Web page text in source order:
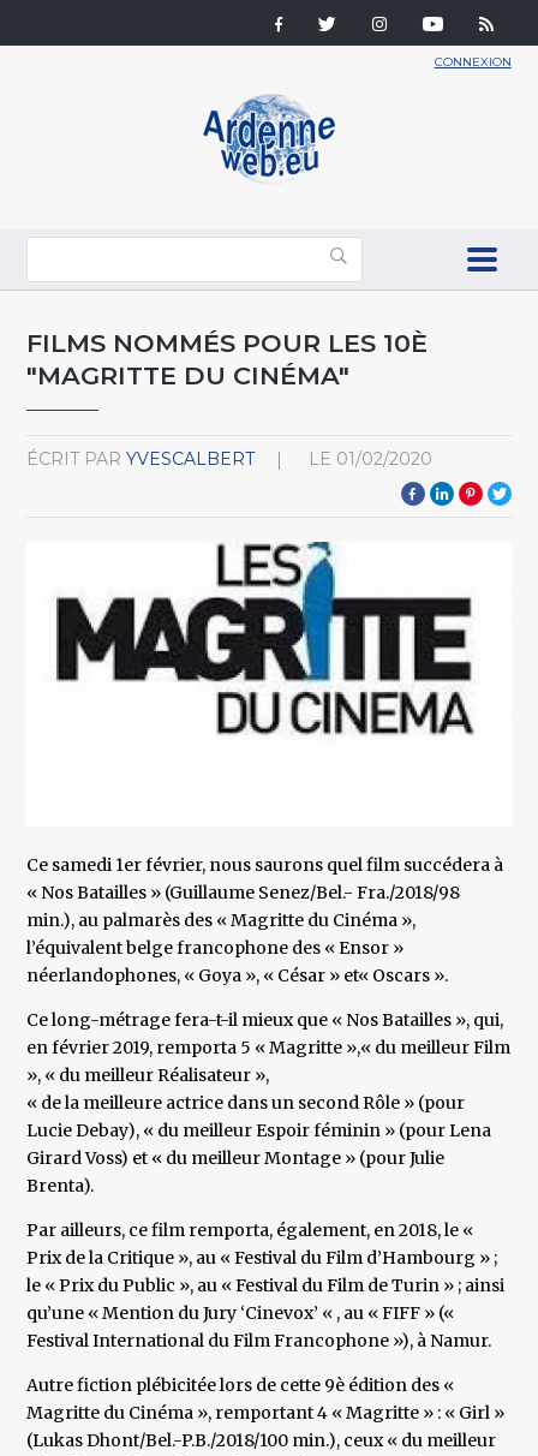
CONNEXION
FILMS NOMMÉS POUR LES 10È
"MAGRITTE DU CINÉMA"
ÉCRIT PAR YVESCALBERT LE 01/02/2020
Ce samedi 1er février, nous saurons quel film succédera à
« Nos Batailles » (Guillaume Senez/Bel.- Fra./2018/98
min.), au palmarès des « Magritte du Cinéma »,
l’équivalent belge francophone des « Ensor »
néerlandophones, « Goya », « César » et« Oscars ».
Ce long-métrage fera-t-il mieux que « Nos Batailles », qui,
en février 2019, remporta 5 « Magritte »,« du meilleur Film
», « du meilleur Réalisateur »,
« de la meilleure actrice dans un second Rôle » (pour
Lucie Debay), « du meilleur Espoir féminin » (pour Lena
Girard Voss) et « du meilleur Montage » (pour Julie
Brenta).
Par ailleurs, ce film remporta, également, en 2018, le «
Prix de la Critique », au « Festival du Film d’Hambourg » ;
le « Prix du Public », au « Festival du Film de Turin » ; ainsi
qu’une « Mention du Jury ‘Cinevox’ « , au « FIFF » («
Festival International du Film Francophone »), à Namur.
Autre fiction plébicitée lors de cette 9è édition des «
Magritte du Cinéma », remportant 4 « Magritte » : « Girl »
(Lukas Dhont/Bel.-P.B./2018/100 min.), ceux « du meilleur